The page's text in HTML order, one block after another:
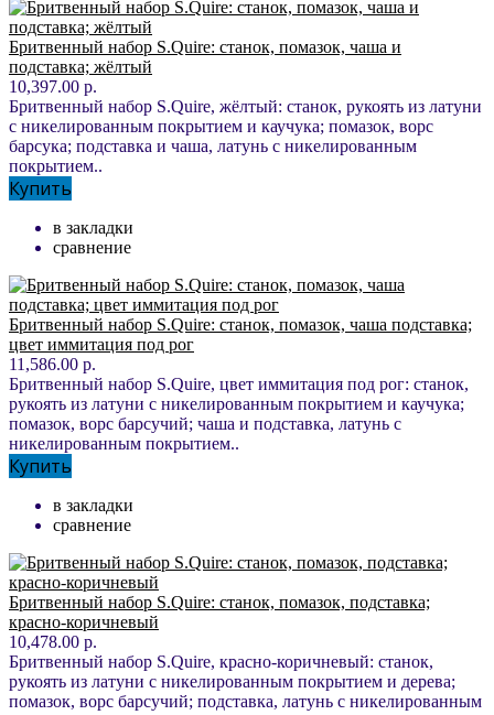
Бритвенный набор S.Quire: станок, помазок, чаша и
подставка; жёлтый
10,397.00 р.
Бритвенный набор S.Quire, жёлтый: станок, рукоять из латуни
с никелированным покрытием и каучука; помазок, ворс
барсука; подставка и чаша, латунь с никелированным
покрытием..
Купить
в закладки
сравнение
Бритвенный набор S.Quire: станок, помазок, чаша подставка;
цвет иммитация под рог
11,586.00 р.
Бритвенный набор S.Quire, цвет иммитация под рог: станок,
рукоять из латуни с никелированным покрытием и каучука;
помазок, ворс барсучий; чаша и подставка, латунь с
никелированным покрытием..
Купить
в закладки
сравнение
Бритвенный набор S.Quire: станок, помазок, подставка;
красно-коричневый
10,478.00 р.
Бритвенный набор S.Quire, красно-коричневый: станок,
рукоять из латуни с никелированным покрытием и дерева;
помазок, ворс барсучий; подставка, латунь с никелированным